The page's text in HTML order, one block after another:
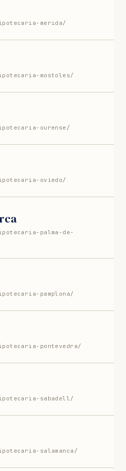
merida/
mostoles/
ourense/
oviedo/
palma-de-
pamplona/
pontevedra/
sabadell/
salamanca/